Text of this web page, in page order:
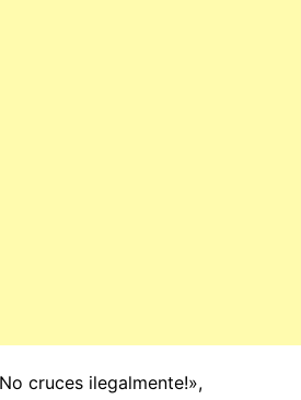
cruces ilegalmente!»,